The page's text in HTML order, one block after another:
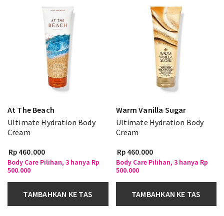
At The Beach
Ultimate Hydration Body
Cream
Rp 460.000
Body Care Pilihan, 3 hanya Rp
500.000
TAMBAHKAN KE TAS
Warm Vanilla Sugar
Ultimate Hydration Body
Cream
Rp 460.000
Body Care Pilihan, 3 hanya Rp
500.000
TAMBAHKAN KE TAS